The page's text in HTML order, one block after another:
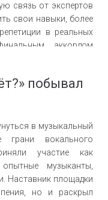
связь от экспертов
свои навыки, более
в реальных
аккордом
реализуется при
побывал
в музыкальный
грани вокального
участие как
музыканты,
Наставник площадки
но и раскрыл